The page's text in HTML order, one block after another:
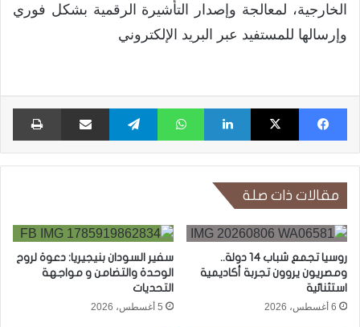
الخارجية، لمعالجة وإصدار التأشيرة الرقمية بشكل فوري
وإرسالها للمستفيد عبر البريد الإلكتروني
فيسبوك X لينكدإن واتساب تيلقرام مشاركة عبر البريد
مقالات ذات صلة
روسيا تجمع شباب 14 دولة..
ومصريون يروون تجربة أكاديمية
استثنائية
6 أغسطس، 2026
سفير السودان بنيجيريا: دعوة لروح
الوحدة والتضامن و مواجهة
التحديات
5 أغسطس، 2026